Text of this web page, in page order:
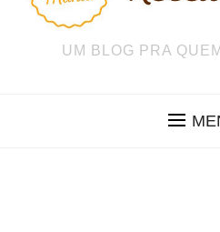
UM BLOG PRA